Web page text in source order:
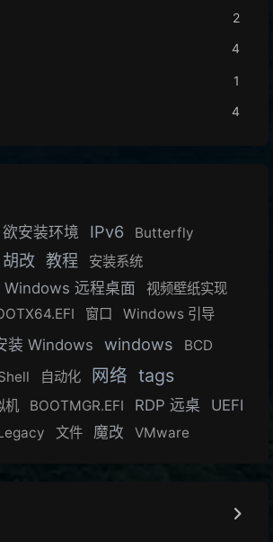
2
4
1
4
安装环境 IPv6
Butterfly
胡改 教程
安装系统
Windows 远程桌面
视频壁纸实现
窗口 Windows 引导
装 Windows windows
BCD
自动化 网络 tags
机 BOOTMGR.EFI RDP 远桌 UEFI
文件 魔改 VMware